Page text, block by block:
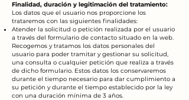
Finalidad, duración y legitimación del tratamiento:
Los datos que el usuario nos proporcione los
trataremos con las siguientes finalidades:
Atender la solicitud o petición realizada por el usuario
a través del formulario de contacto situado en la web.
Recogemos y tratamos los datos personales del
usuario para poder tramitar y gestionar su solicitud,
una consulta o cualquier petición que realiza a través
de dicho formulario. Estos datos los conservaremos
durante el tiempo necesario para dar cumplimiento a
su petición y durante el tiempo establecido por la ley
con una duración mínima de 3 años.